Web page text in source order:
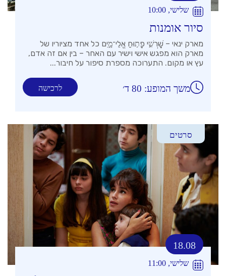
שלישי, 10:00
סיור אומנות
מארק ינאי – שׇׁרְשִׁ֣י פָת֣וּחַ אֱלֵי־מָ֑יִם כל אחד מציוריו של
מארק הוא מפגש אישי וישיר עם האחר – בין אם זה אדם,
עץ או מקום. התערוכה מספרת סיפור על חיבור...
לרכישה משך המופע: 80 ד׳
סרטים
18.08
שלישי, 11:00